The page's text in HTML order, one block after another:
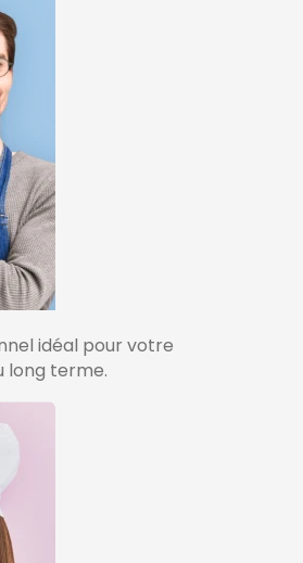
idéal pour votre
long terme.